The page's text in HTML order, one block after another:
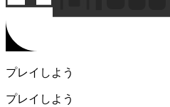
プレイしよう
プレイしよう